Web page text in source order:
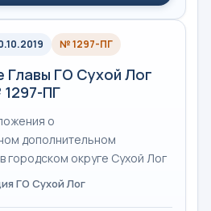
№ 1297-ПГ
Главы ГО Сухой Лог
ПГ
о
дополнительном
городском округе Сухой Лог
ГО Сухой Лог